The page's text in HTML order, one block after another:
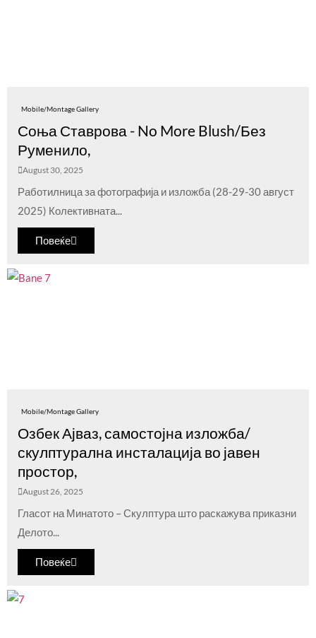
Mobile/Montage Gallery
Соња Ставрова - No More Blush/Без
Руменило,
August 30, 2025
Работилница за фотографија и изложба (28-29-30 август
2025) Колективната...
Повеќе
Mobile/Montage Gallery
Озбек Ајваз, самостојна изложба/
скулптурална инсталација во јавен
простор,
August 26, 2025
Гласот на Минатото – Скулптура што раскажува приказни
Делото...
Повеќе